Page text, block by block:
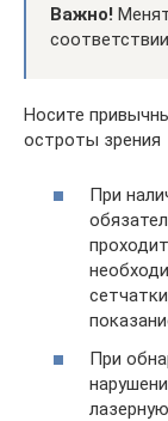
Важно!
Носите
остроты зрения
При
При